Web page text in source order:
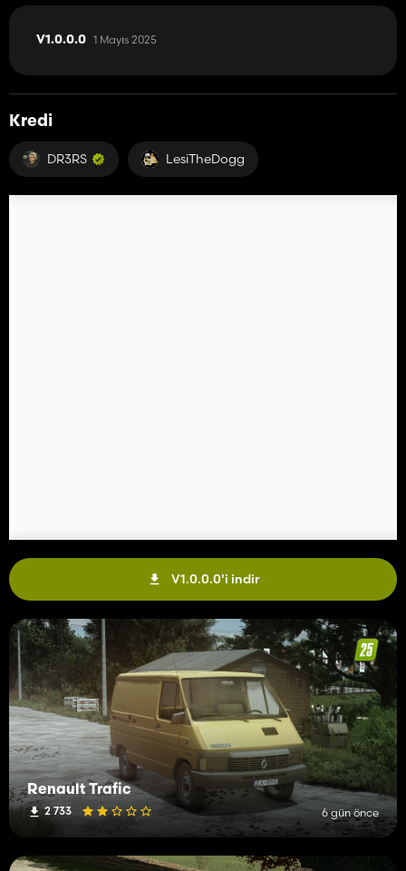
V1.0.0.0 1 Mayıs 2025
Kredi
DR3RS LesiTheDogg
V1.0.0.0'i indir
Renault Trafic
2 733 6 gün önce